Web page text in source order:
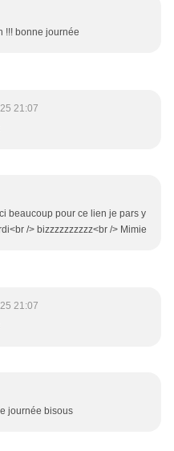
!!! bonne journée
21:07
beaucoup pour ce lien je pars y
/> bizzzzzzzzzz<br /> Mimie
21:07
journée bisous